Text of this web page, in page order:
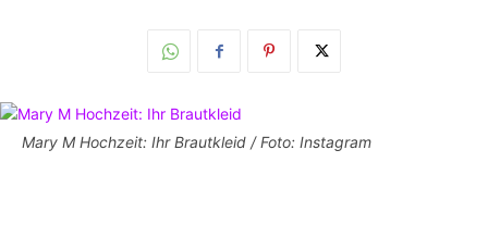
Mary M Hochzeit: Ihr Brautkleid / Foto: Instagram